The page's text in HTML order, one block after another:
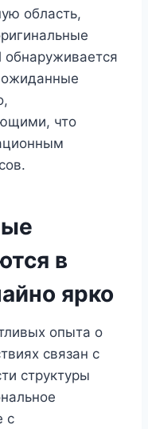
область,
обнаруживается
что
в
ярко
опыта о
связан с
структуры
с